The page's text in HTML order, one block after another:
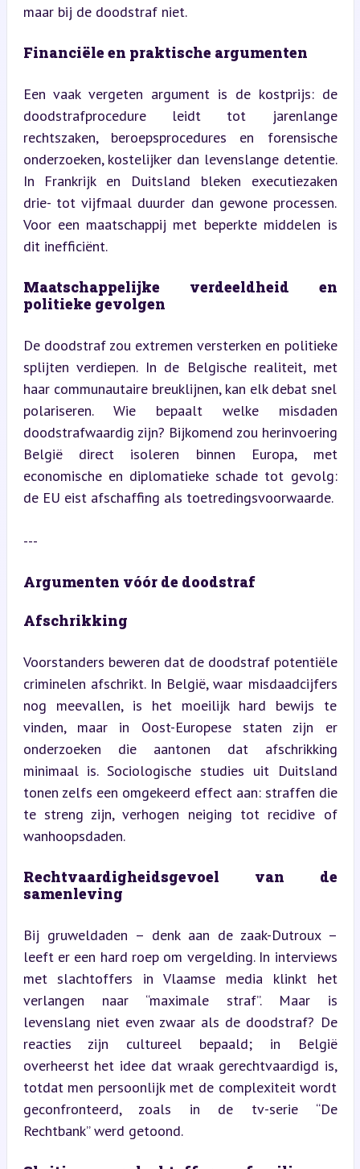
maar bij de doodstraf niet.
Financiële en praktische argumenten
Een vaak vergeten argument is de kostprijs: de
doodstrafprocedure leidt tot jarenlange
rechtszaken, beroepsprocedures en forensische
onderzoeken, kostelijker dan levenslange detentie.
In Frankrijk en Duitsland bleken executiezaken
drie- tot vijfmaal duurder dan gewone processen.
Voor een maatschappij met beperkte middelen is
dit inefficiënt.
Maatschappelijke verdeeldheid en
politieke gevolgen
De doodstraf zou extremen versterken en politieke
splijten verdiepen. In de Belgische realiteit, met
haar communautaire breuklijnen, kan elk debat snel
polariseren. Wie bepaalt welke misdaden
doodstrafwaardig zijn? Bijkomend zou herinvoering
België direct isoleren binnen Europa, met
economische en diplomatieke schade tot gevolg:
de EU eist afschaffing als toetredingsvoorwaarde.
---
Argumenten vóór de doodstraf
Afschrikking
Voorstanders beweren dat de doodstraf potentiële
criminelen afschrikt. In België, waar misdaadcijfers
nog meevallen, is het moeilijk hard bewijs te
vinden, maar in Oost-Europese staten zijn er
onderzoeken die aantonen dat afschrikking
minimaal is. Sociologische studies uit Duitsland
tonen zelfs een omgekeerd effect aan: straffen die
te streng zijn, verhogen neiging tot recidive of
wanhoopsdaden.
Rechtvaardigheidsgevoel van de
samenleving
Bij gruweldaden – denk aan de zaak-Dutroux –
leeft er een hard roep om vergelding. In interviews
met slachtoffers in Vlaamse media klinkt het
verlangen naar “maximale straf”. Maar is
levenslang niet even zwaar als de doodstraf? De
reacties zijn cultureel bepaald; in België
overheerst het idee dat wraak gerechtvaardigd is,
totdat men persoonlijk met de complexiteit wordt
geconfronteerd, zoals in de tv-serie “De
Rechtbank” werd getoond.